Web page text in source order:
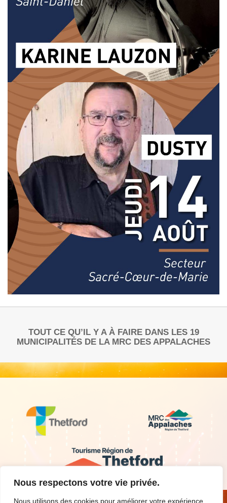
Nous respectons votre vie privée.
Nous utilisons des cookies pour améliorer votre expérience
TOUT CE QU’IL Y A À FAIRE DANS LES 19
MUNICIPALITÉS DE LA MRC DES APPALACHES